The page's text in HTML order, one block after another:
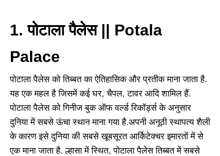
1. पोटाला पैलेस || Potala
Palace
पोटाला पैलेस को तिब्बत का ऐतिहासिक और प्रतीक माना जाता है.
यह एक महल है जिसमें कई घर, चैपल, टावर आदि शामिल हैं.
पोटाला पैलेस को गिनीज बुक ऑफ वर्ल्ड रिकॉर्ड्स के अनुसार
दुनिया में सबसे ऊंचा स्थान माना गया है.अपनी अनूठी स्थापत्य शैली
के कारण इसे दुनिया की सबसे खूबसूरत आर्किटेक्चर इमारतों में से
एक माना जाता है. ल्हासा में स्थित, पोटाला पैलेस तिब्बत में सबसे